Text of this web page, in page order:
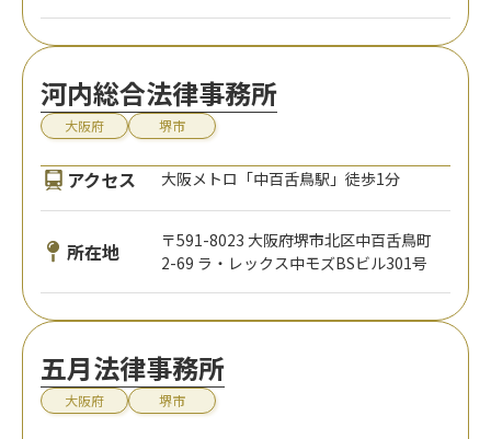
河内総合法律事務所
大阪府 堺市
アクセス 大阪メトロ「中百舌鳥駅」徒歩1分
所在地
〒591-8023 大阪府堺市北区中百舌鳥町
2-69 ラ・レックス中モズBSビル301号
五月法律事務所
大阪府 堺市